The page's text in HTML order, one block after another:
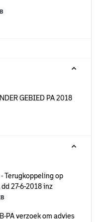
GEBIED PA 2018
Terugkoppeling op
27-6-2018 inz
PA verzoek om advies